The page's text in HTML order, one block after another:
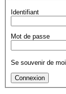
Identifiant
Mot de passe
Se souvenir de moi